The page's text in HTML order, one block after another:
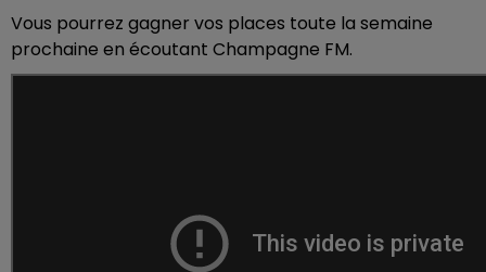
Vous pourrez gagner vos places toute la semaine
prochaine en écoutant Champagne FM.